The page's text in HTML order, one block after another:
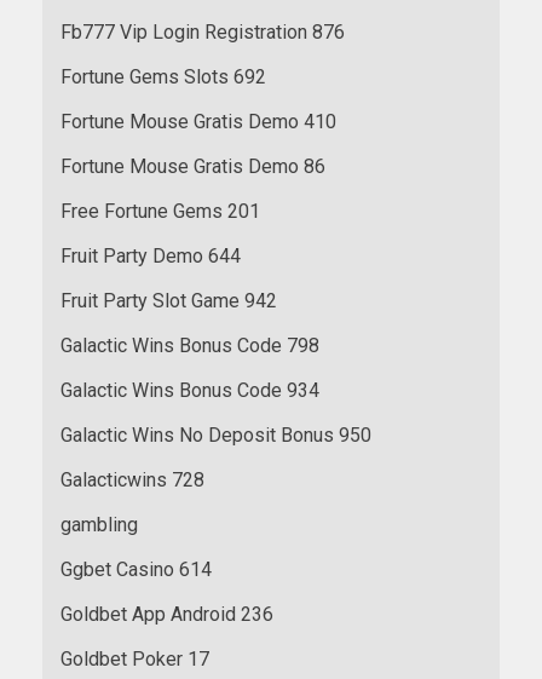
Fb777 Vip Login Registration 876
Fortune Gems Slots 692
Fortune Mouse Gratis Demo 410
Fortune Mouse Gratis Demo 86
Free Fortune Gems 201
Fruit Party Demo 644
Fruit Party Slot Game 942
Galactic Wins Bonus Code 798
Galactic Wins Bonus Code 934
Galactic Wins No Deposit Bonus 950
Galacticwins 728
gambling
Ggbet Casino 614
Goldbet App Android 236
Goldbet Poker 17